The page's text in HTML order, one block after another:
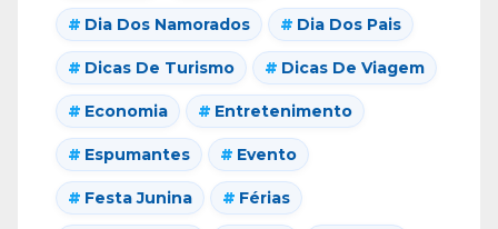
Dia Dos Namorados Dia Dos Pais
Dicas De Turismo Dicas De Viagem
Economia Entretenimento
Espumantes Evento
Festa Junina Férias